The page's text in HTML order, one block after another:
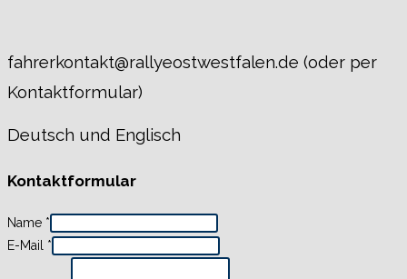
fahrerkontakt@rallyeostwestfalen.de (oder per
Kontaktformular)
Deutsch und Englisch
Kontaktformular
Name *
E-Mail *